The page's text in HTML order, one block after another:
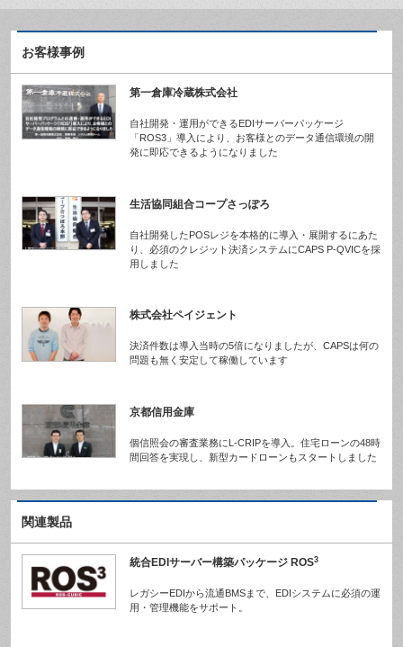
お客様事例
第一倉庫冷蔵株式会社
自社開発・運用ができるEDIサーバーパッケージ
「ROS3」導入により、お客様とのデータ通信環境の開
発に即応できるようになりました
生活協同組合コープさっぽろ
自社開発したPOSレジを本格的に導入・展開するにあた
り、必須のクレジット決済システムにCAPS P-QVICを採
用しました
株式会社ペイジェント
決済件数は導入当時の5倍になりましたが、CAPSは何の
問題も無く安定して稼働しています
京都信用金庫
個信照会の審査業務にL-CRIPを導入。住宅ローンの48時
間回答を実現し、新型カードローンもスタートしました
関連製品
統合EDIサーバー構築パッケージ ROS3
レガシーEDIから流通BMSまで、EDIシステムに必須の運
用・管理機能をサポート。